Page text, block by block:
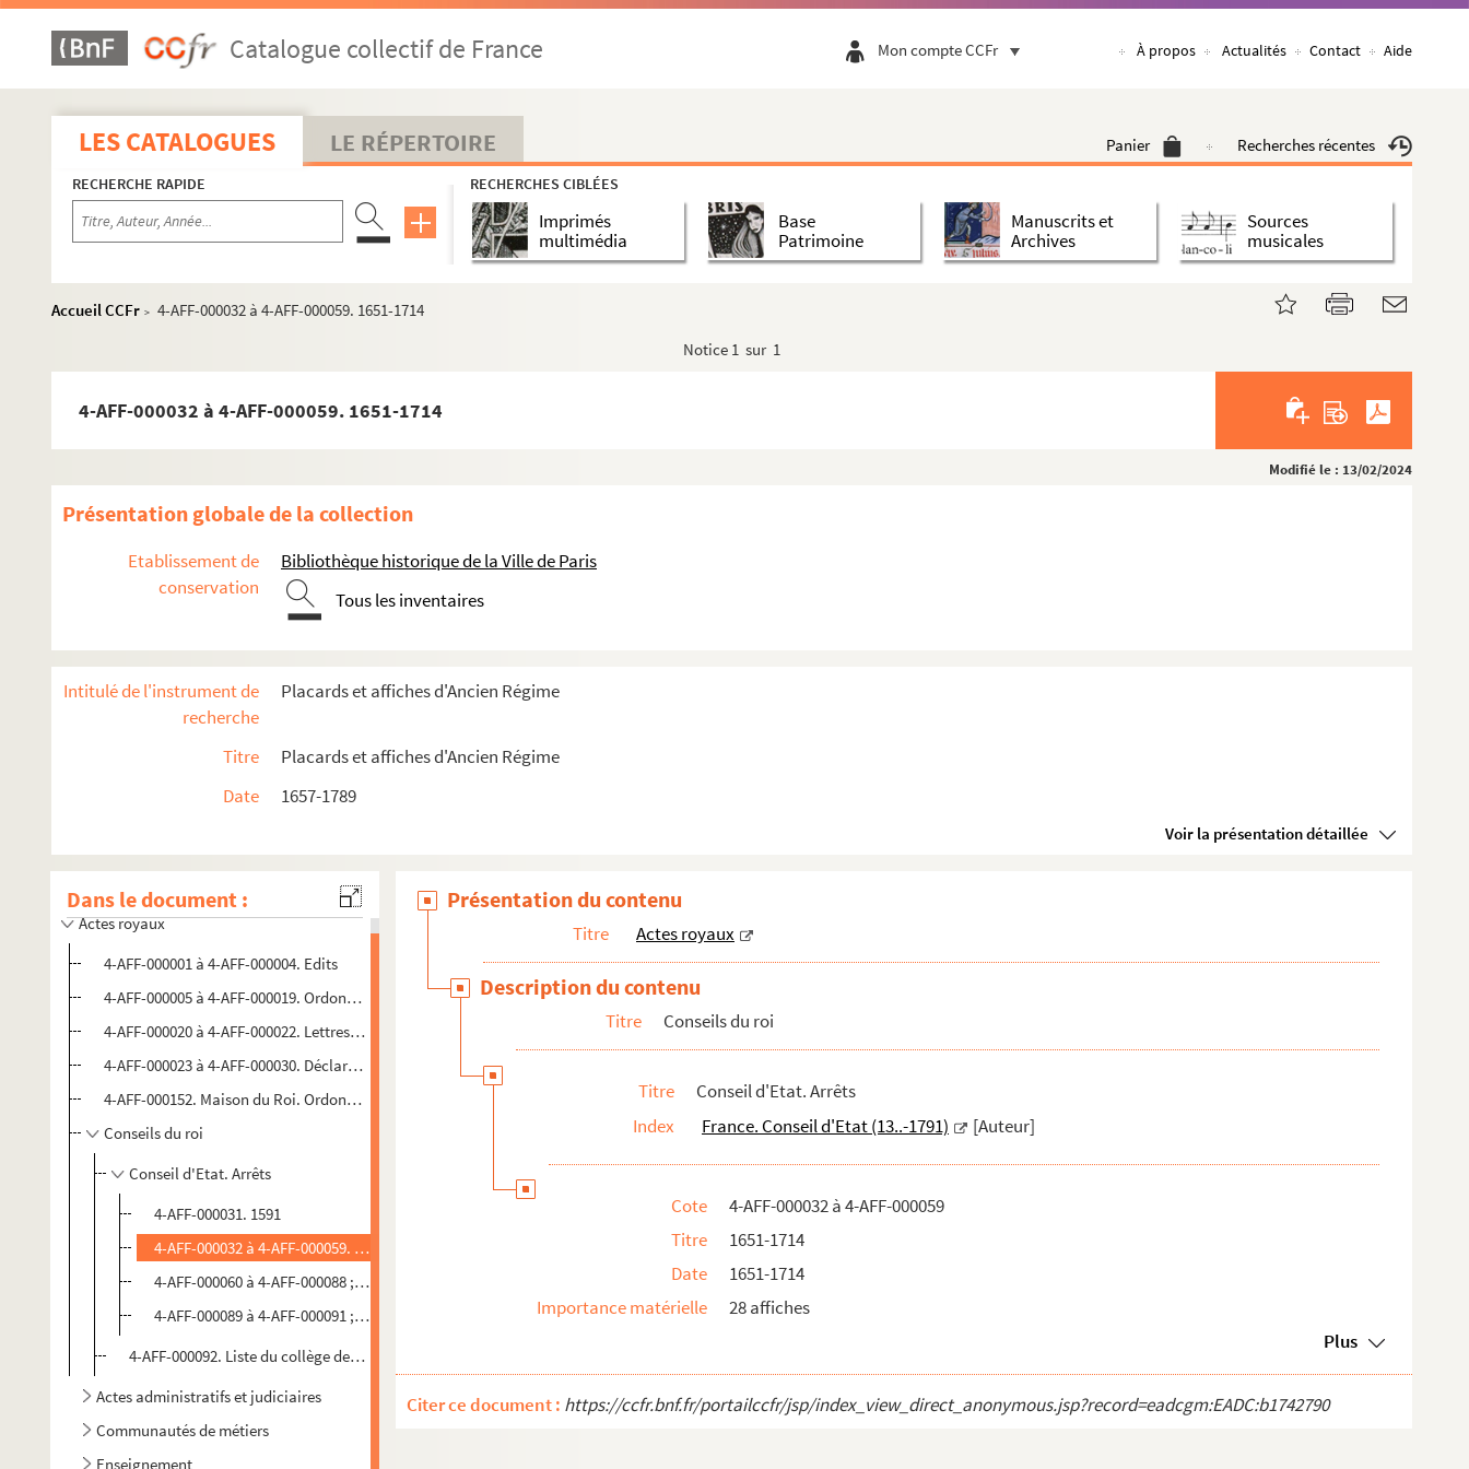
Catalogue collectif de France Mon compte CCFr À propos Actualités Contact Aide
LES CATALOGUES LE RÉPERTOIRE Panier Recherches récentes
RECHERCHE RAPIDE RECHERCHES CIBLÉES
Imprimés
multimédia
Base
Patrimoine
Manuscrits et
Archives
Sources
musicales
Accueil CCFr > 4-AFF-000032 à 4-AFF-000059. 1651-1714
Notice 1 sur 1
4-AFF-000032 à 4-AFF-000059. 1651-1714
Modifié le : 13/02/2024
Présentation globale de la collection
Etablissement de
conservation
Bibliothèque historique de la Ville de Paris
Tous les inventaires
Intitulé de l'instrument de
recherche
Placards et affiches d'Ancien Régime
Titre
Placards et affiches d'Ancien Régime
Date
1657-1789
Voir la présentation détaillée
Dans le document :
Actes royaux
4-AFF-000001 à 4-AFF-000004. Edits
4-AFF-000005 à 4-AFF-000019. Ordonnances
4-AFF-000020 à 4-AFF-000022. Lettres patentes
4-AFF-000023 à 4-AFF-000030. Déclarations
4-AFF-000152. Maison du Roi. Ordonnance de police du grand prévôt concernant les écrits portant atteinte à l'autor...
Conseils du roi
Conseil d'Etat. Arrêts
4-AFF-000031. 1591
4-AFF-000032 à 4-AFF-000059. 1651-1714
4-AFF-000060 à 4-AFF-000088 ; 2-AFF-000001 à 2-AFF-000002. 1716-1772
4-AFF-000089 à 4-AFF-000091 ; 2-AFF-000003. 1774-1782
4-AFF-000092. Liste du collège des avocats aux conseils du roi
Actes administratifs et judiciaires
Communautés de métiers
Enseignement
Présentation du contenu
Titre Actes royaux
Description du contenu
Titre Conseils du roi
Titre
Conseil d'Etat. Arrêts
Index
France. Conseil d'Etat (13..-1791) [Auteur]
Cote
4-AFF-000032 à 4-AFF-000059
Titre
1651-1714
Date
1651-1714
Importance matérielle
28 affiches
Plus
Citer ce document : https://ccfr.bnf.fr/portailccfr/jsp/index_view_direct_anonymous.jsp?record=eadcgm:EADC:b1742790